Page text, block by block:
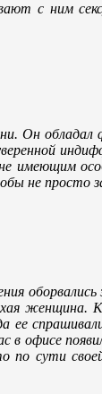
с ним
Он
не просто
женщина.
ее
в офисе
сути